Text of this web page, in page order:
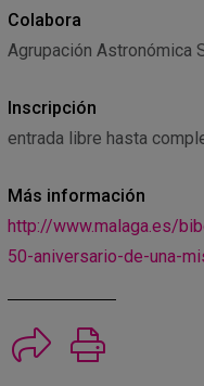
Colabora
Agrupación Astronómica
Inscripción
entrada libre hasta
Más información
http://www.malaga.es/
50-aniversario-de-una-